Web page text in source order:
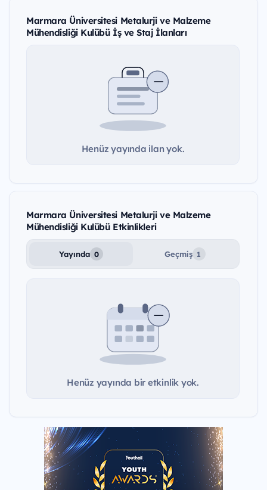
Marmara Üniversitesi Metalurji ve Malzeme
Mühendisliği Kulübü İş ve Staj İlanları
Henüz yayında ilan yok.
Marmara Üniversitesi Metalurji ve Malzeme
Mühendisliği Kulübü Etkinlikleri
Yayında 0 Geçmiş 1
Henüz yayında bir etkinlik yok.